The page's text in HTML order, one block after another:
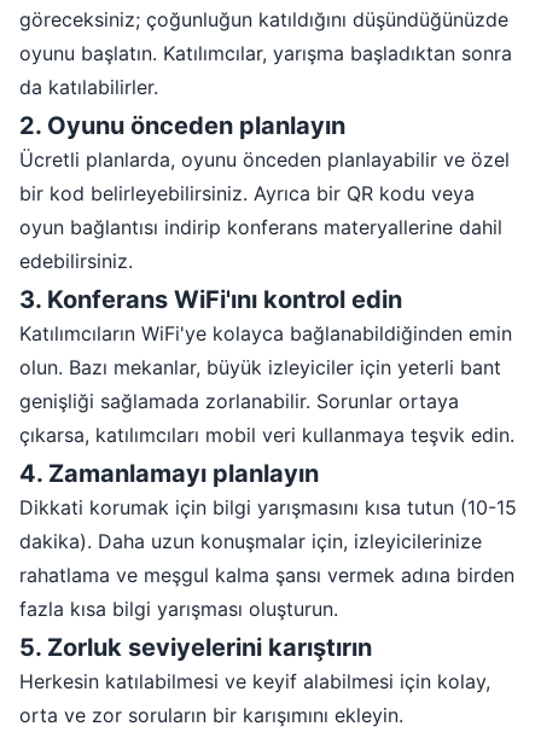
göreceksiniz; çoğunluğun katıldığını düşündüğünüzde
oyunu başlatın. Katılımcılar, yarışma başladıktan sonra
da katılabilirler.
2. Oyunu önceden planlayın
Ücretli planlarda, oyunu önceden planlayabilir ve özel
bir kod belirleyebilirsiniz. Ayrıca bir QR kodu veya
oyun bağlantısı indirip konferans materyallerine dahil
edebilirsiniz.
3. Konferans WiFi'ını kontrol edin
Katılımcıların WiFi'ye kolayca bağlanabildiğinden emin
olun. Bazı mekanlar, büyük izleyiciler için yeterli bant
genişliği sağlamada zorlanabilir. Sorunlar ortaya
çıkarsa, katılımcıları mobil veri kullanmaya teşvik edin.
4. Zamanlamayı planlayın
Dikkati korumak için bilgi yarışmasını kısa tutun (10-15
dakika). Daha uzun konuşmalar için, izleyicilerinize
rahatlama ve meşgul kalma şansı vermek adına birden
fazla kısa bilgi yarışması oluşturun.
5. Zorluk seviyelerini karıştırın
Herkesin katılabilmesi ve keyif alabilmesi için kolay,
orta ve zor soruların bir karışımını ekleyin.